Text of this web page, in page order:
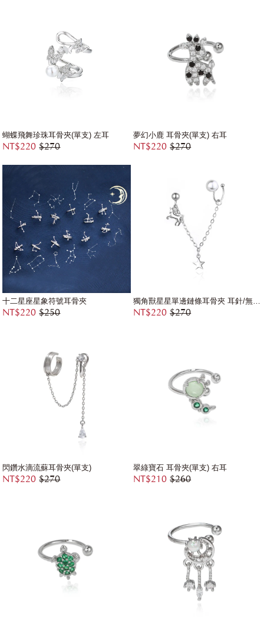
蝴蝶飛舞珍珠耳骨夾(單支) 左耳
NT$220 $270
夢幻小鹿 耳骨夾(單支) 右耳
NT$220 $270
十二星座星象符號耳骨夾
NT$220 $250
獨角獸星星單邊鏈條耳骨夾 耳針/無耳洞黏貼式耳環(單支)
NT$220 $270
閃鑽水滴流蘇耳骨夾(單支)
NT$220 $270
翠綠寶石 耳骨夾(單支) 右耳
NT$210 $260